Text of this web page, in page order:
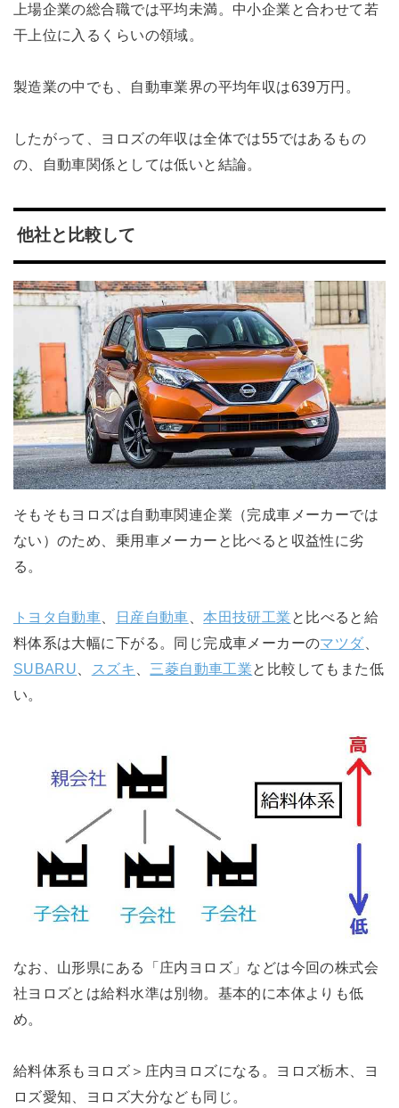
上場企業の総合職では平均未満。中小企業と合わせて若
干上位に入るくらいの領域。
製造業の中でも、自動車業界の平均年収は639万円。
したがって、ヨロズの年収は全体では55ではあるもの
の、自動車関係としては低いと結論。
他社と比較して
そもそもヨロズは自動車関連企業（完成車メーカーでは
ない）のため、乗用車メーカーと比べると収益性に劣
る。
トヨタ自動車 日産自動車 、本田技研工業 と比べると給
料体系は大幅に下がる。同じ完成車メーカーのマツダ
SUBARU
スズキ 三菱自動車工業と比較してもまた低
い。
なお、山形県にある「庄内ヨロズ」などは今回の株式会
社ヨロズとは給料水準は別物。基本的に本体よりも低
め。
給料体系もヨロズ＞庄内ヨロズになる。ヨロズ栃木、ヨ
ロズ愛知、ヨロズ大分なども同じ。